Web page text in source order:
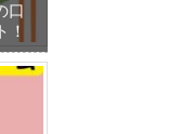
口
！